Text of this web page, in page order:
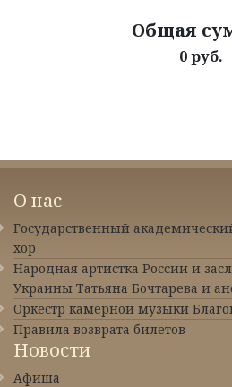
Общая
0 руб.
О нас
Государственный
хор
Народная артистка России и
Украины Татьяна Бочтарева и
Оркестр камерной музыки
Правила возврата билетов
Новости
Афиша